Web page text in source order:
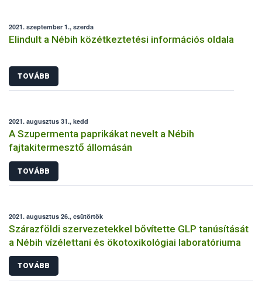
2021. szeptember 1., szerda
Elindult a Nébih közétkeztetési információs oldala
TOVÁBB
2021. augusztus 31., kedd
A Szupermenta paprikákat nevelt a Nébih
fajtakitermesztő állomásán
TOVÁBB
2021. augusztus 26., csütörtök
Szárazföldi szervezetekkel bővítette GLP tanúsítását
a Nébih vízélettani és ökotoxikológiai laboratóriuma
TOVÁBB